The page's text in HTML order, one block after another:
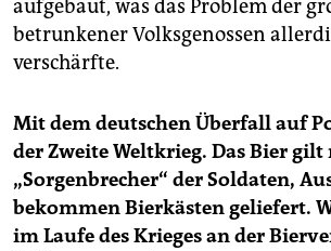
aufgebaut, was das Problem der
betrunkener Volksgenossen
verschärfte.
Mit dem deutschen Überfall auf
der Zweite Weltkrieg. Das Bier gilt
„Sorgenbrecher“ der Soldaten,
bekommen Bierkästen geliefert.
im Laufe des Krieges an der